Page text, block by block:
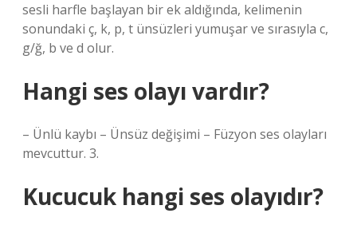
sesli harfle başlayan bir ek aldığında, kelimenin
sonundaki ç, k, p, t ünsüzleri yumuşar ve sırasıyla c,
g/ğ, b ve d olur.
Hangi ses olayı vardır?
– Ünlü kaybı – Ünsüz değişimi – Füzyon ses olayları
mevcuttur. 3.
Kucucuk hangi ses olayıdır?